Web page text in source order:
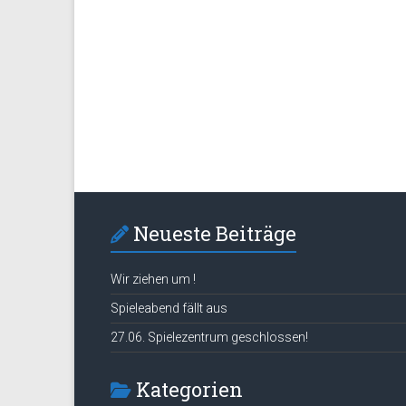
Neueste Beiträge
Wir ziehen um !
Spieleabend fällt aus
27.06. Spielezentrum geschlossen!
Kategorien